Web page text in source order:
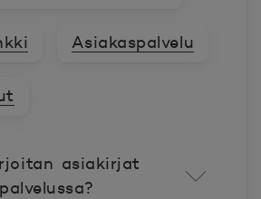
Asiakaspalvelu
asiakirjat